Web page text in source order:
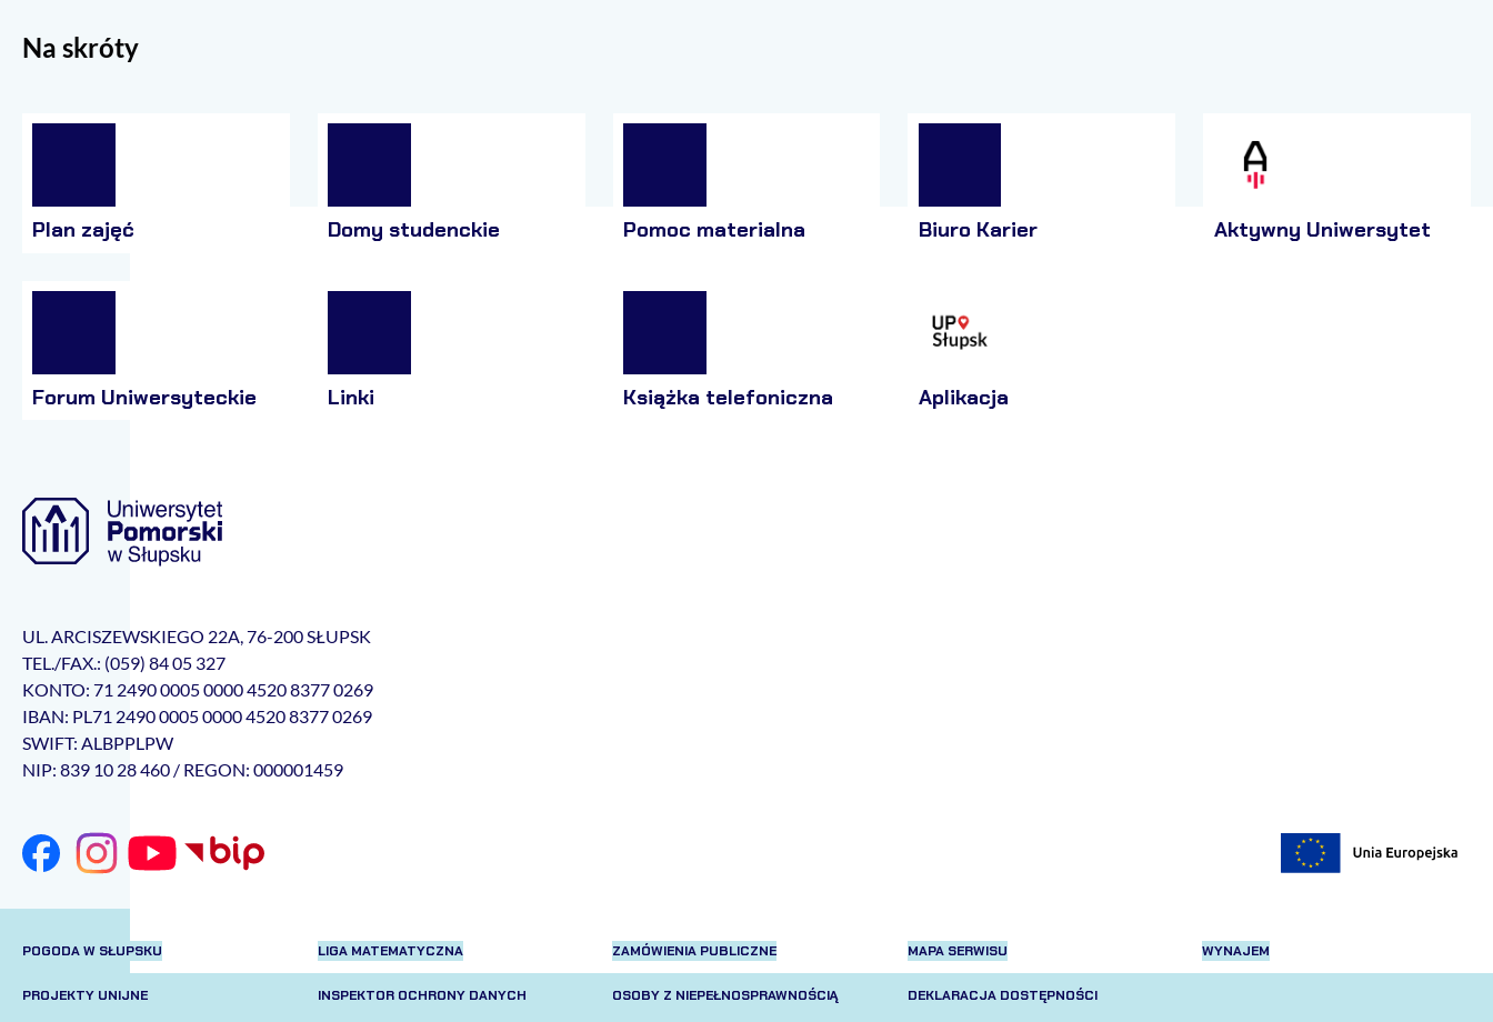
Na skróty
Plan zajęć Domy studenckie Pomoc materialna Biuro Karier Aktywny Uniwersytet
Forum Uniwersyteckie Linki Książka telefoniczna Aplikacja
UL. ARCISZEWSKIEGO 22A, 76-200 SŁUPSK
TEL./FAX.: (059) 84 05 327
KONTO: 71 2490 0005 0000 4520 8377 0269
IBAN: PL71 2490 0005 0000 4520 8377 0269
SWIFT: ALBPPLPW
NIP: 839 10 28 460 / REGON: 000001459
POGODA W SŁUPSKU
PROJEKTY UNIJNE
LIGA MATEMATYCZNA
INSPEKTOR OCHRONY DANYCH
ZAMÓWIENIA PUBLICZNE
OSOBY Z NIEPEŁNOSPRAWNOŚCIĄ
MAPA SERWISU
DEKLARACJA DOSTĘPNOŚCI
WYNAJEM